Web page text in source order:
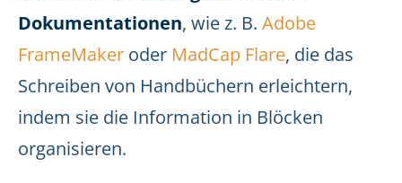
Dokumentationen, wie z. B. Adobe
FrameMaker oder MadCap Flare, die das
Schreiben von Handbüchern erleichtern,
indem sie die Information in Blöcken
organisieren.